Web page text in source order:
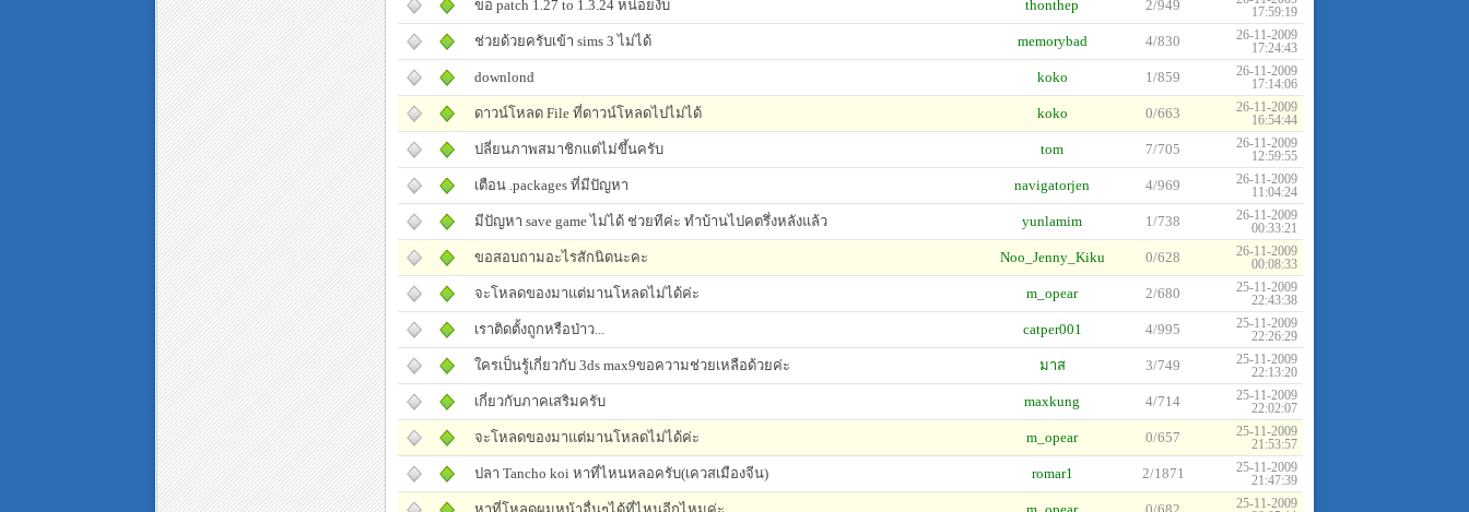
ขอ patch 1.27 to 1.3.24 หน่อยงับ thonthep 2/949
17:59:19
ช่วยด้วยครับเข้า sims 3 ไม่ได้ memorybad 4/830
26-11-2009
17:24:43
downlond koko 1/859
26-11-2009
17:14:06
ดาวน์โหลด File ที่ดาวน์โหลดไปไม่ได้ koko 0/663
26-11-2009
16:54:44
ปลี่ยนภาพสมาชิกเเต่ไม่ขึ้นครับ tom 7/705
26-11-2009
12:59:55
เตือน .packages ที่มีปัญหา navigatorjen 4/969
26-11-2009
11:04:24
มีปัญหา save game ไม่ได้ ช่วยทีค่ะ ทำบ้านไปคตรึ่งหลังแล้ว yunlamim 1/738
26-11-2009
00:33:21
ขอสอบถามอะไรสักนิดนะคะ Noo_Jenny_Kiku 0/628
26-11-2009
00:08:33
จะโหลดของมาแต่มานโหลดไม่ได้ค่ะ m_opear 2/680
25-11-2009
22:43:38
เราติดตั้งถูกหรือป่าว... catper001 4/995
25-11-2009
22:26:29
ใครเป็นรู้เกี่ยวกับ 3ds max9ขอความช่วยเหลือด้วยค่ะ มาส 3/749
25-11-2009
22:13:20
เกี่ยวกับภาคเสริมครับ maxkung 4/714
25-11-2009
22:02:07
จะโหลดของมาแต่มานโหลดไม่ได้ค่ะ m_opear 0/657
25-11-2009
21:53:57
ปลา Tancho koi หาที่ไหนหลอครับ(เควสเมืองจีน) romar1 2/1871
25-11-2009
21:47:39
25-11-2009